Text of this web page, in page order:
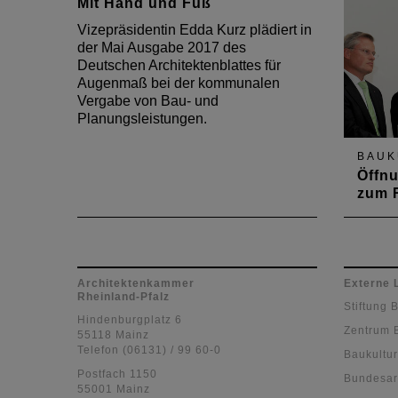
kommunalen Spitzenverbände –
Gemeinde- und Städtebund,
Landkreistag und Städtetag –
sowie der Architektenkammer
und…
Mit Hand und Fuß
Vizepräsidentin Edda Kurz plädiert in
der Mai Ausgabe 2017 des
Deutschen Architektenblattes für
Augenmaß bei der kommunalen
Vergabe von Bau- und
Planungsleistungen.
zum
eine
zu
der
Architektenkammer
Rheinland-Pfalz
Hindenburgplatz 6
55118 Mainz
Telefon (06131) / 99 60-0
Postfach 1150
55001 Mainz
Externe
Stiftung
Zentrum